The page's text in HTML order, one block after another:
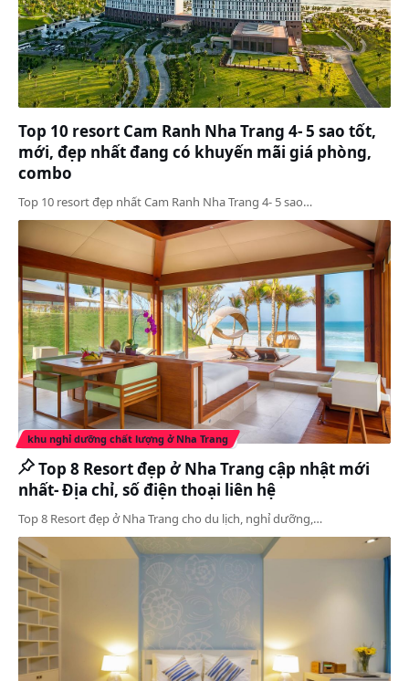
Top 10 resort Cam Ranh Nha Trang 4- 5 sao tốt,
mới, đẹp nhất đang có khuyến mãi giá phòng,
combo
Top 10 resort đẹp nhất Cam Ranh Nha Trang 4- 5 sao…
khu nghỉ dưỡng chất lượng ở Nha Trang
Top 8 Resort đẹp ở Nha Trang cập nhật mới
nhất- Địa chỉ, số điện thoại liên hệ
Top 8 Resort đẹp ở Nha Trang cho du lịch, nghỉ dưỡng,…